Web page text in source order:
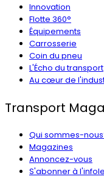
Innovation
Flotte 360°
Équipements
Carrosserie
Coin du pneu
L'Écho du transport
Au cœur de
Transport
Qui sommes-
Magazines
Annoncez-vous
S'abonner à